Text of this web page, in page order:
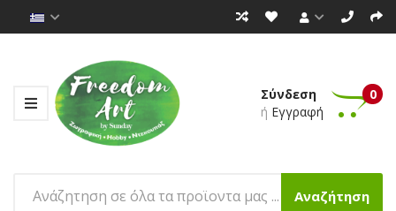
Σύνδεση
ή Εγγραφή
0
Αναζήτηση